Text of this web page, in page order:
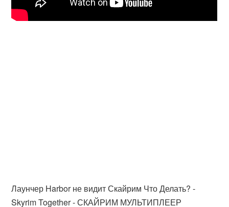
Лаунчер Harbor не видит Скайрим Что Делать? -
Skyrim Together - СКАЙРИМ МУЛЬТИПЛЕЕР